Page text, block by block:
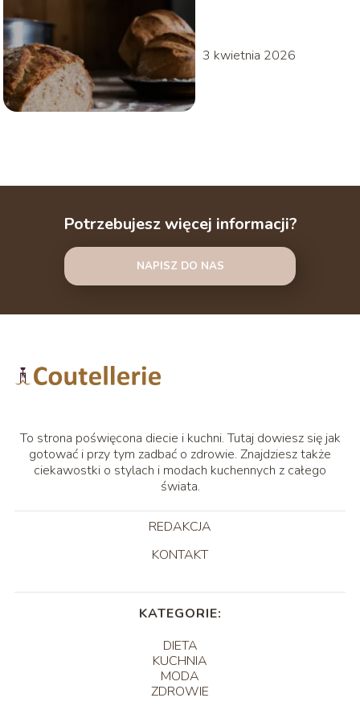
3 kwietnia 2026
Potrzebujesz więcej informacji?
NAPISZ DO NAS
To strona poświęcona diecie i kuchni. Tutaj dowiesz się jak
gotować i przy tym zadbać o zdrowie. Znajdziesz także
ciekawostki o stylach i modach kuchennych z całego
świata.
REDAKCJA
KONTAKT
KATEGORIE:
DIETA
KUCHNIA
MODA
ZDROWIE